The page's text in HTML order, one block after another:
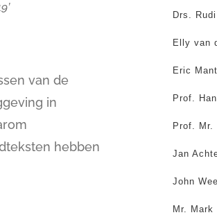
van de
in
hebben
Drs.
Elly van
Eric
Prof.
Prof. Mr.
Jan
John
Mr. Mark